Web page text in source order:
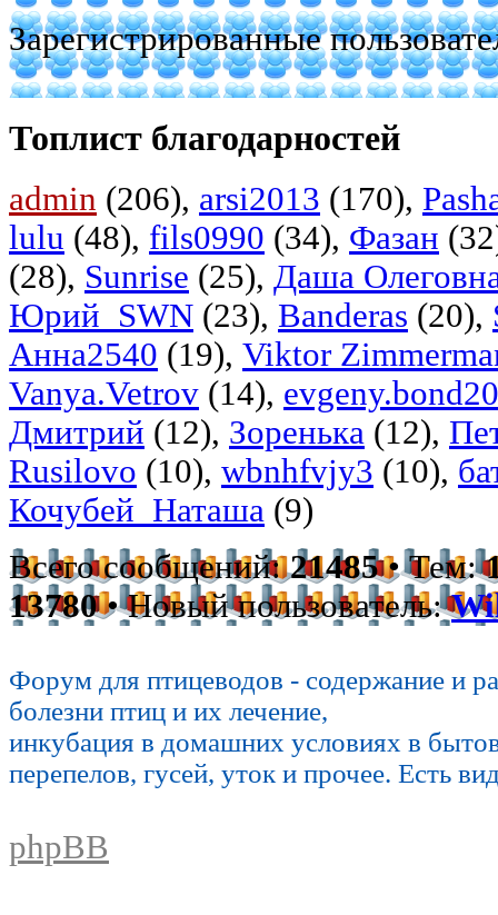
Зарегистрированные
Топлист благодарностей
admin (206), arsi2013 (170),
lulu (48), fils0990 (34), Фазан
(28), Sunrise (25), Даша
Юрий_SWN (23), Banderas (20),
Анна2540 (19), Viktor
Vanya.Vetrov (14),
Дмитрий (12), Зоренька (12),
Rusilovo (10), wbnhfvjy3 (10),
Кочубей_Наташа (9)
Всего сообщений:21485• Тем:
13780• Новый пользователь:
Форум для птицеводов - содержание и
болезни птиц и их лечение,
инкубация в домашних условиях в
перепелов, гусей, уток и прочее. Есть
phpBB